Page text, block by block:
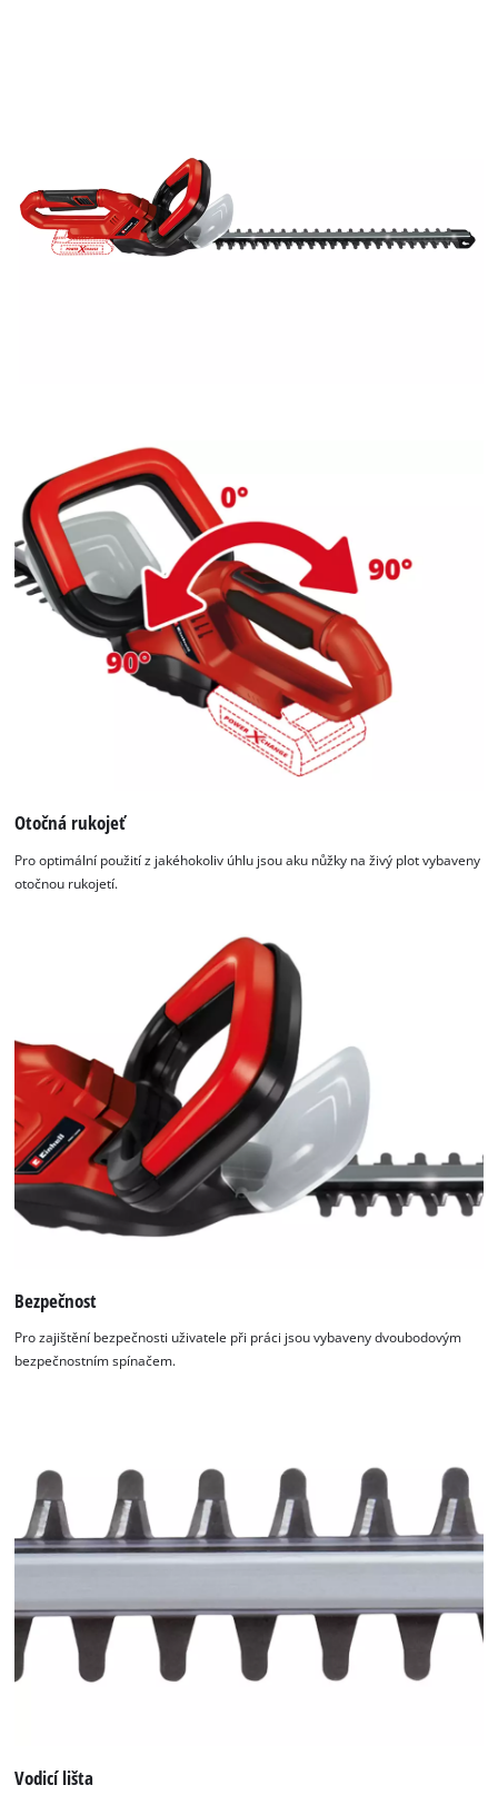
Otočná rukojeť
Pro optimální použití z jakéhokoliv úhlu jsou aku nůžky na živý plot vybaveny
otočnou rukojetí.
Bezpečnost
Pro zajištění bezpečnosti uživatele při práci jsou vybaveny dvoubodovým
bezpečnostním spínačem.
Vodicí lišta